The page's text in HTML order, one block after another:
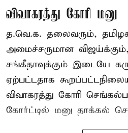
விவாகரத்து கோரி மனு
த.வெ.க. தலைவரும்,
அமைச்சருமான
சங்கீதாவுக்கும் இடையே
ஏற்பட்டதாக
விவாகரத்து கோரி
கோர்ட்டில் மனு தாக்கல்